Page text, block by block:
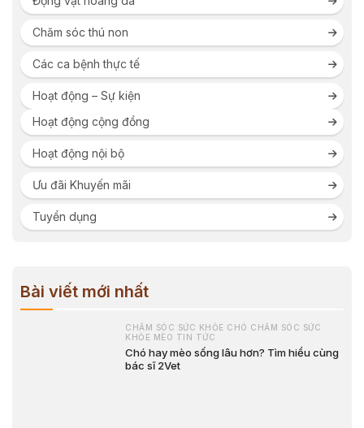
Chăm sóc thú non
Các ca bệnh thực tế
Hoạt động – Sự kiện
Hoạt động cộng đồng
Hoạt động nội bộ
Ưu đãi Khuyến mãi
Tuyển dụng
Bài viết mới nhất
CHĂM SÓC SỨC KHỎE CHÓ CHĂM SÓC SỨC
KHỎE MÈO TIN TỨC
Chó hay mèo sống lâu hơn? Tìm hiểu cùng
bác sĩ 2Vet